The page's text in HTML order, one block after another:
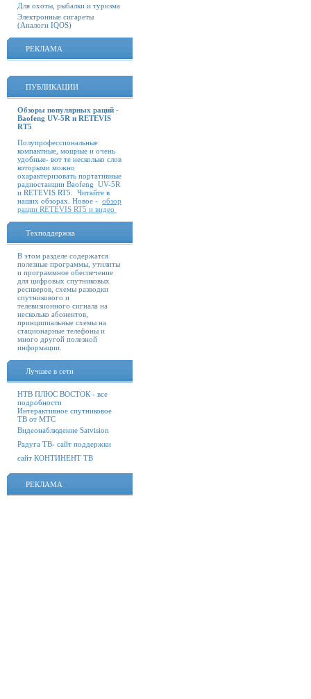
Для охоты, рыбалки и туризма
Электронные сигареты
(Аналоги IQOS)
РЕКЛАМА
ПУБЛИКАЦИИ
Обзоры популярных раций -
Baofeng UV-5R и RETEVIS
RT5
Полупрофессиональные
компактные, мощные и очень
удобные- вот те несколько слов
которыми можно
охарактеризовать портативные
радиостанции Baofeng UV-5R
и RETEVIS RT5. Читайте в
наших обзорах. Новое - обзор
рации RETEVIS RT5 и видео
Техподдержка
В этом разделе содержатся
полезные программы, утилиты
и программное обеспечение
для цифровых спутниковых
ресиверов, схемы разводки
спутникового и
телевизионного сигнала на
несколько абонентов,
принципиальные схемы на
стационарные телефоны и
много другой полезной
информации.
Лучшее в сети
НТВ ПЛЮС ВОСТОК - все
подробности
Интерактивное спутниковое
ТВ от МТС
Видеонаблюдение Satvision
Радуга ТВ- сайт поддержки
сайт КОНТИНЕНТ ТВ
РЕКЛАМА